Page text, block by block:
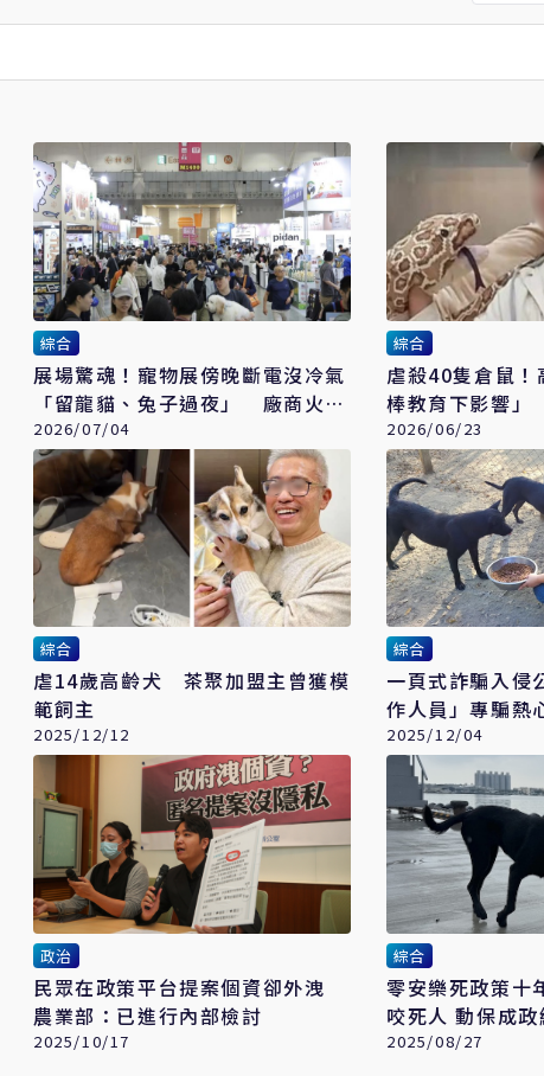
綜合
展場驚魂！寵物展傍晚斷電沒冷氣
「留龍貓、兔子過夜」 廠商火速
澄清
2026/07/04
綜合
虐殺40隻倉鼠！
棒教育下影響
封殺」
2026/06/23
綜合
虐14歲高齡犬 茶聚加盟主曾獲模
範飼主
2025/12/12
綜合
一頁式詐騙入侵
作人員」專騙熱
2025/12/04
政治
民眾在政策平台提案個資卻外洩
農業部：已進行內部檢討
2025/10/17
綜合
零安樂死政策十
咬死人 動保成政
2025/08/27